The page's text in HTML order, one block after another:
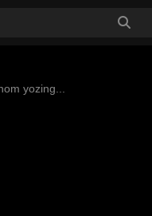
yozing...